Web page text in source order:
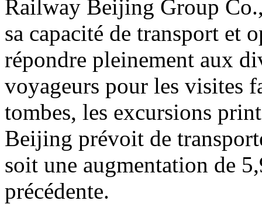
Railway Beijing Group
sa capacité de transport et
répondre pleinement aux
voyageurs pour les visites
tombes, les excursions
Beijing prévoit de
soit une augmentation de
précédente.